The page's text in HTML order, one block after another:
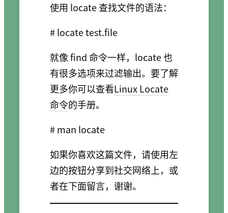
使用 locate 查找文件的语法：
就像 find 命令一样，locate 也
有很多选项来过滤输出。要了解
更多你可以查看Linux Locate
命令的手册。
如果你喜欢这篇文件，请使用左
边的按钮分享到社交网络上，或
者在下面留言，谢谢。